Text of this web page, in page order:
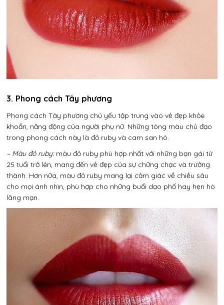
3. Phong cách Tây phương
Phong cách Tây phương chủ yếu tập trung vào vẻ đẹp khỏe
khoắn, năng động của người phụ nữ. Những tông màu chủ đạo
trong phong cách này là đỏ ruby và cam san hô.
– Màu đỏ ruby:màu đỏ ruby phù hợp nhất với những bạn gái từ
25 tuổi trở lên, mang đến vẻ đẹp của sự chững chạc và trưởng
thành. Hơn nữa, màu đỏ ruby mang lại cảm giác về chiều sâu
cho mọi ánh nhìn, phù hợp cho những buổi dạo phố hay hẹn hò
lãng mạn.
Gửi